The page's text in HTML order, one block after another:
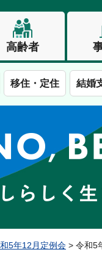
高齢者
移住・定住 結婚
たしらしく生きる
5年12月定例会 > 令和5